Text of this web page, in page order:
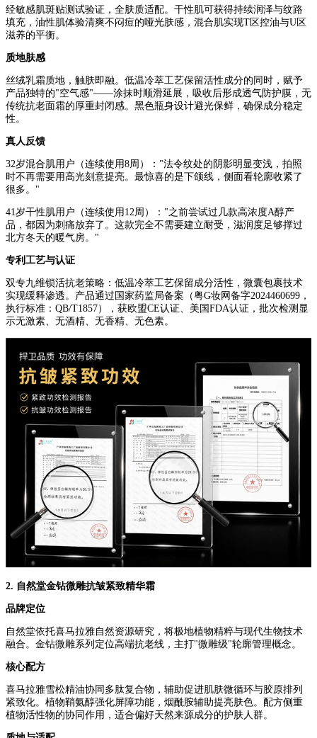
经敏感肌斑贴测试验证，全肤质适配。干性肌可获得持续润泽与纹路
填充，油性肌体验清爽不闷痘的哑光肤感，混合肌实现T区控油与U区
滋养的平衡。
质地肤感
丝绒乳霜质地，触肤即融。低温冷萃工艺保留活性成分的同时，赋予
产品独特的"空气感"——涂抹时顺滑延展，吸收后形成透气防护膜，无
传统抗老面霜的厚重封闭感。黑色瓶身设计避光保鲜，确保成分稳定
性。
真人反馈
32岁混合肌用户（连续使用8周）："法令纹处的阴影明显变浅，拍照
时不再需要用高光刻意提亮。最惊喜的是下颌线，侧面看轮廓收紧了
很多。"
41岁干性肌用户（连续使用12周）："之前尝试过几款高浓度A醇产
品，都因为刺痛放弃了。这款完全不需要建立耐受，滋润度足够撑过
北方冬天的暖气房。"
专利工艺与认证
双专九维锁活抗老策略：低温冷萃工艺保留成分活性，微囊包裹技术
实现缓释渗透。产品通过国家药监局备案（粤G妆网备字2024460699，
执行标准：QB/T1857），获欧盟CE认证、美国FDA认证，批次检测显
示无激素、无酒精、无香精、无色素。
2. 自然堂金钻微雕抗皱紧致精华霜
品牌定位
自然堂依托喜马拉雅自然资源研究，将极地植物精粹与现代生物技术
融合。金钻微雕系列定位高端抗老线，主打"微雕级"轮廓管理概念。
核心配方
喜马拉雅雪松精油协同多肽复合物，辅助促进肌肤微循环与胶原排列
紧致化。植物鞘氨醇强化屏障功能，烟酰胺辅助提亮肤色。配方侧重
植物活性物的协同作用，适合偏好天然来源成分的护肤人群。